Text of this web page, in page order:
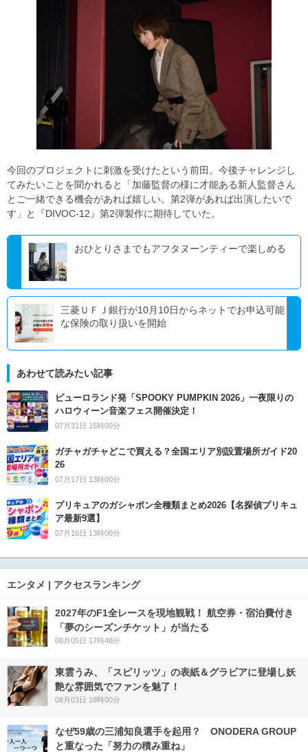
今回のプロジェクトに刺激を受けたという前田。今後チャレンジし
てみたいことを聞かれると「加藤監督の様に才能ある新人監督さん
とご一緒できる機会があれば嬉しい。第2弾があれば出演したいで
す」と『DIVOC-12』第2弾製作に期待していた。
おひとりさまでもアフタヌーンティーで楽しめる
三菱ＵＦＪ銀行が10月10日からネットでお申込可能
な保険の取り扱いを開始
あわせて読みたい記事
ピューロランド発「SPOOKY PUMPKIN 2026」一夜限りの
ハロウィーン音楽フェス開催決定！
07月31日 15時00分
ガチャガチャどこで買える？全国エリア別設置場所ガイド20
26
07月17日 13時00分
プリキュアのガシャポン全種類まとめ2026【名探偵プリキュ
ア最新9選】
07月16日 13時00分
エンタメ | アクセスランキング
2027年のF1全レースを現地観戦！ 航空券・宿泊費付き
「夢のシーズンチケット」が当たる
08月05日 17時48分
東雲うみ、「スピリッツ」の表紙＆グラビアに登場し妖
艶な雰囲気でファンを魅了！
08月03日 18時00分
なぜ59歳の三浦知良選手を起用？ ONODERA GROUP
と重なった「努力の積み重ね」